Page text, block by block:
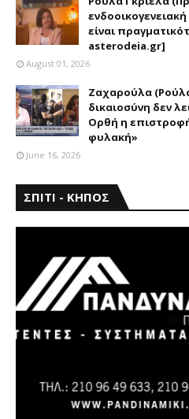
ενδοοικογενειακή
είναι
asterodeia.gr]
August 01, 2026
Ζαχαρούλα
δικαιοσύνη δεν
Ορθή η
φυλακή»
June 16, 2026
ΣΠΙΤΙ - ΚΗΠΟΣ